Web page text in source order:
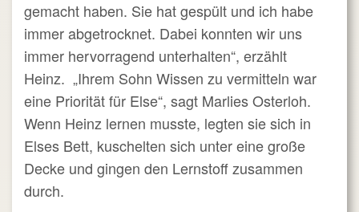
gemacht haben. Sie hat gespült und ich habe
immer abgetrocknet. Dabei konnten wir uns
immer hervorragend unterhalten“, erzählt
Heinz. „Ihrem Sohn Wissen zu vermitteln war
eine Priorität für Else“, sagt Marlies Osterloh.
Wenn Heinz lernen musste, legten sie sich in
Elses Bett, kuschelten sich unter eine große
Decke und gingen den Lernstoff zusammen
durch.